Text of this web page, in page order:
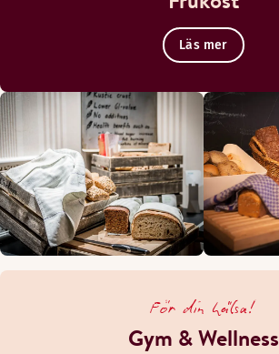
Läs mer
För din hälsa!
Gym & Wellness